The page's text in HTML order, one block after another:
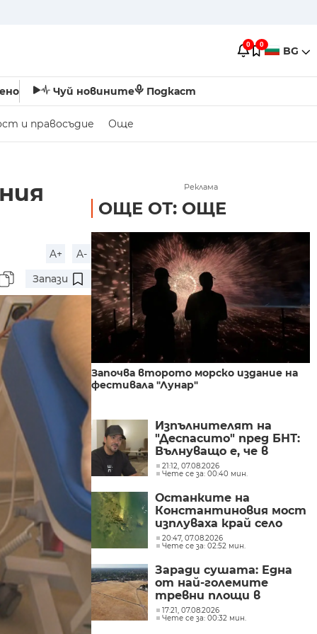
0 0 BG
Чуй новините Подкаст
и правосъдие Още
A+
A-
Запази
Реклама
ОЩЕ ОТ: ОЩЕ
Започва второто морско издание на
фестивала "Лунар"
Изпълнителят на
"Деспасито" пред БНТ:
Вълнуващо е, че в
България хората пеят
и танцуват на моите
21:12, 07.08.2026
Чете се за: 00:40 мин.
Останките на
Константиновия мост
изплуваха край село
Гиген
20:47, 07.08.2026
Чете се за: 02:52 мин.
Заради сушата: Една
от най-големите
тревни площи в
британската столица
е напълно изгоряла
17:21, 07.08.2026
Чете се за: 00:32 мин.